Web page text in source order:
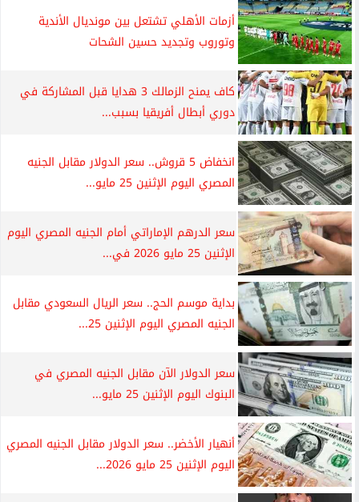
أزمات الأهلي تشتعل بين مونديال الأندية
وتوروب وتجديد حسين الشحات
كاف يمنح الزمالك 3 هدايا قبل المشاركة في
دوري أبطال أفريقيا بسبب...
انخفاض 5 قروش.. سعر الدولار مقابل الجنيه
المصري اليوم الإثنين 25 مايو...
سعر الدرهم الإماراتي أمام الجنيه المصري اليوم
الإثنين 25 مايو 2026 في...
بداية موسم الحج.. سعر الريال السعودي مقابل
الجنيه المصري اليوم الإثنين 25...
سعر الدولار الآن مقابل الجنيه المصري في
البنوك اليوم الإثنين 25 مايو...
أنهيار الأخضر.. سعر الدولار مقابل الجنيه المصري
اليوم الإثنين 25 مايو 2026...